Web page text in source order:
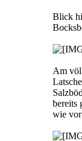
Blick
Am
bereits
wie